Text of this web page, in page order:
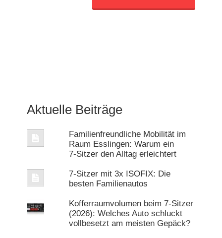
Aktuelle Beiträge
Familienfreundliche Mobilität im
Raum Esslingen: Warum ein
7‑Sitzer den Alltag erleichtert
7-Sitzer mit 3x ISOFIX: Die
besten Familienautos
Kofferraumvolumen beim 7-Sitzer
(2026): Welches Auto schluckt
vollbesetzt am meisten Gepäck?